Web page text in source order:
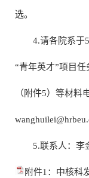
选。
4.请各院系于
“青年英才”项目
（附件5） 等材料
5.联系人：李
附件1：中核科